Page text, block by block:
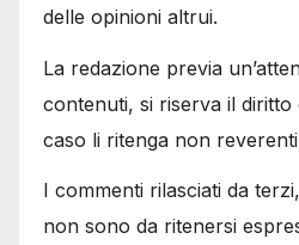
delle opinioni altrui.
La redazione previa
contenuti, si riserva il
caso li ritenga non
I commenti rilasciati da
non sono da ritenersi